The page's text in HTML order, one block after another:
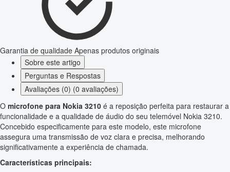
Garantia de qualidade Apenas produtos originais
Sobre este artigo
Perguntas e Respostas
Avaliações (0) (0 avaliações)
O microfone para Nokia 3210 é a reposição perfeita para restaurar a
funcionalidade e a qualidade de áudio do seu telemóvel Nokia 3210.
Concebido especificamente para este modelo, este microfone
assegura uma transmissão de voz clara e precisa, melhorando
significativamente a experiência de chamada.
Características principais: